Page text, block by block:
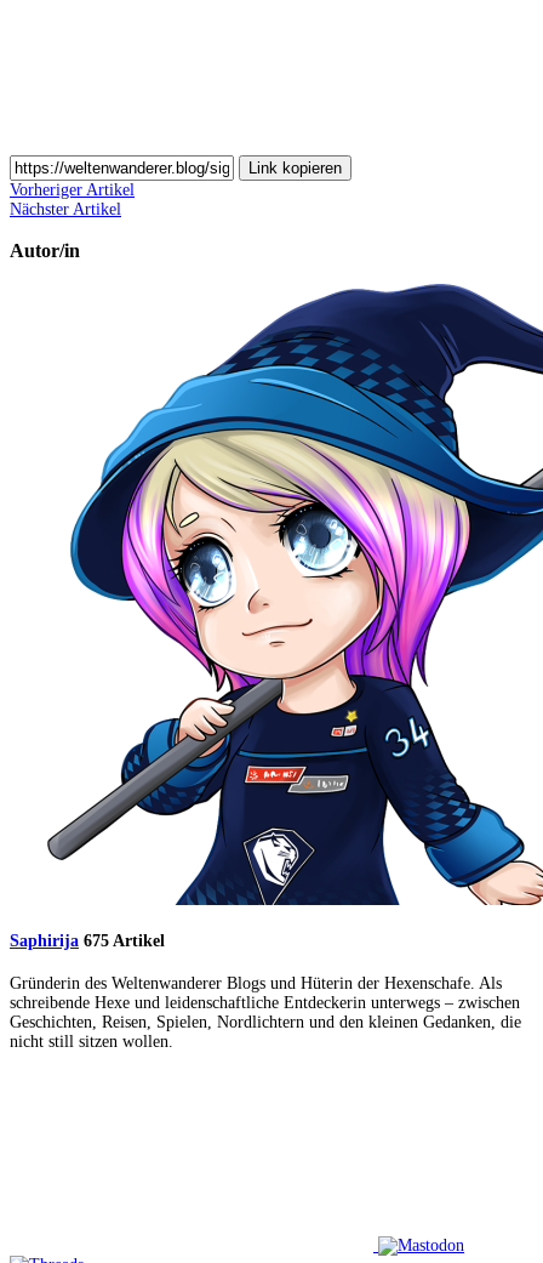
Link kopieren
Vorheriger Artikel
Nächster Artikel
Autor/in
Saphirija 675 Artikel
Gründerin des Weltenwanderer Blogs und Hüterin der Hexenschafe. Als
schreibende Hexe und leidenschaftliche Entdeckerin unterwegs – zwischen
Geschichten, Reisen, Spielen, Nordlichtern und den kleinen Gedanken, die
nicht still sitzen wollen.